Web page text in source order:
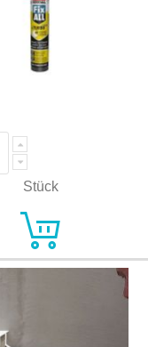
Stück